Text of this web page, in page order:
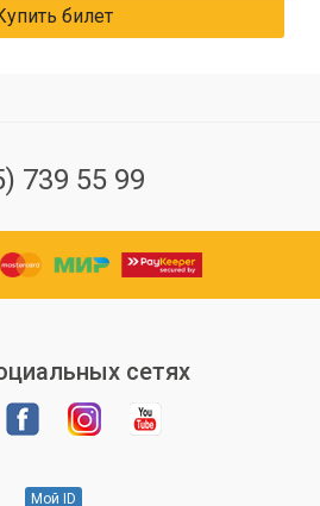
билет
739 55 99
сетях
Мой ID